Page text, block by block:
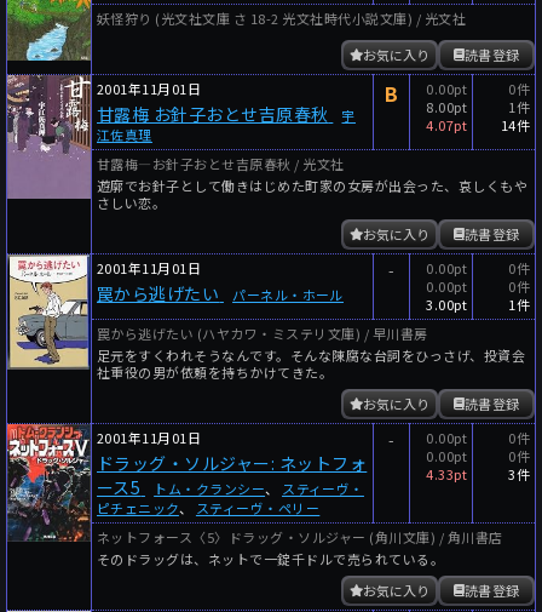
妖怪狩り (光文社文庫 さ 18-2 光文社時代小説文庫) / 光文社
読書登録
お気に入り
2001年11月01日
甘露梅 お針子おとせ吉原春秋
宇
江佐真理
B
0.00pt
8.00pt
4.07pt
0件
1件
14件
甘露梅―お針子おとせ吉原春秋 / 光文社
遊廓でお針子として働きはじめた町家の女房が出会った、哀しくもや
さしい恋。
読書登録
お気に入り
2001年11月01日
罠から逃げたい パーネル・ホール
-
0.00pt
0.00pt
3.00pt
0件
0件
1件
罠から逃げたい (ハヤカワ・ミステリ文庫) / 早川書房
足元をすくわれそうなんです。そんな陳腐な台詞をひっさげ、投資会
社重役の男が依頼を持ちかけてきた。
読書登録
お気に入り
2001年11月01日
ドラッグ・ソルジャー: ネットフォ
ース5
トム・クランシー、
スティーヴ・
ピチェニック、 スティーヴ・ペリー
-
0.00pt
0.00pt
4.33pt
0件
0件
3件
ネットフォース〈5〉ドラッグ・ソルジャー (角川文庫) / 角川書店
そのドラッグは、ネットで一錠千ドルで売られている。
読書登録
お気に入り